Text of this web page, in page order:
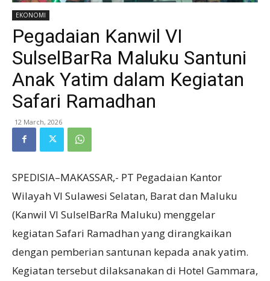
EKONOMI
Pegadaian Kanwil VI
SulselBarRa Maluku Santuni
Anak Yatim dalam Kegiatan
Safari Ramadhan
12 March, 2026
SPEDISIA–MAKASSAR,- PT Pegadaian Kantor
Wilayah VI Sulawesi Selatan, Barat dan Maluku
(Kanwil VI SulselBarRa Maluku) menggelar
kegiatan Safari Ramadhan yang dirangkaikan
dengan pemberian santunan kepada anak yatim.
Kegiatan tersebut dilaksanakan di Hotel Gammara,